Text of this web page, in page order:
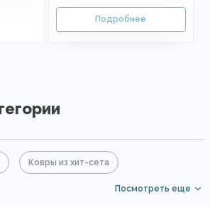
Ковры из хит-сета
Розовые коврыПосмотреть еще